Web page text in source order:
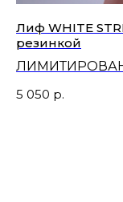
Лиф WHITE
резинкой
5 050 р.